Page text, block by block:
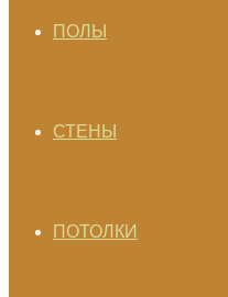
ПОЛЫ
СТЕНЫ
ПОТОЛКИ